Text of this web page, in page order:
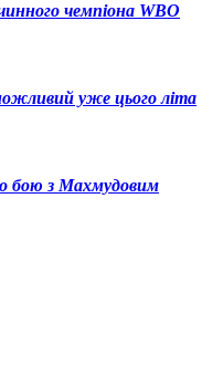
чемпіона WBO
уже цього літа
бою з Махмудовим